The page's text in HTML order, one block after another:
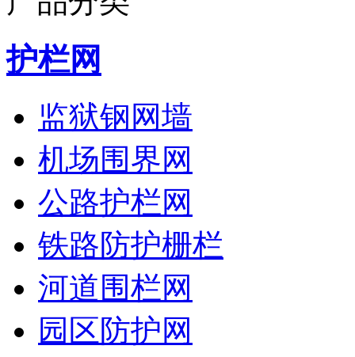
护栏网
监狱钢网墙
机场围界网
公路护栏网
铁路防护栅栏
河道围栏网
园区防护网